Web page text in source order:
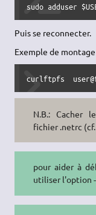
sudo adduser
Puis se reconnecter.
Exemple de
curlftpfs
N.B.: Cacher
fichier .netrc (cf.
pour aider à
utiliser l'option